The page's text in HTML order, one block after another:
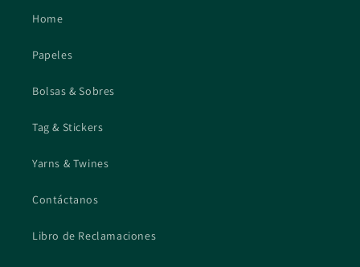
Home
Papeles
Bolsas & Sobres
Tag & Stickers
Yarns & Twines
Contáctanos
Libro de Reclamaciones